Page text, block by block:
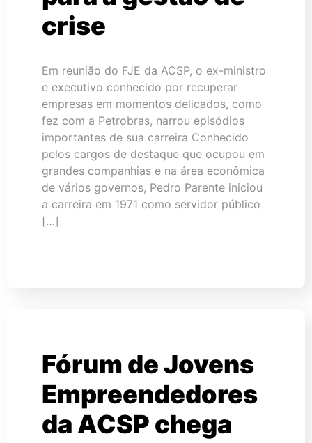
crise
Em reunião do FJE da ACSP, o ex-ministro
e executivo conhecido por recuperar
empresas em momentos delicados, como
fez com a Petrobras, narrou episódios
importantes de sua carreira Conhecido
pelos cargos de destaque que ocupou em
grandes companhias e na área econômica
de vários governos, Pedro Parente iniciou
a carreira em 1971 como servidor público
[…]
Fórum de Jovens
Empreendedores
da ACSP chega